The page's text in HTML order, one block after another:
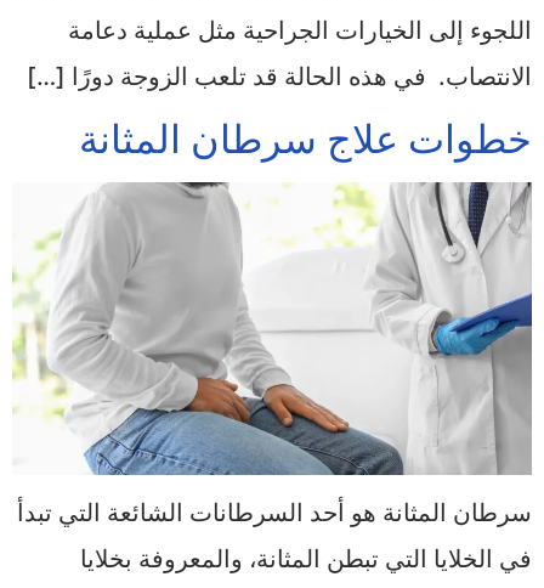
اللجوء إلى الخيارات الجراحية مثل عملية دعامة
الانتصاب. في هذه الحالة قد تلعب الزوجة دورًا […]
خطوات علاج سرطان المثانة
سرطان المثانة هو أحد السرطانات الشائعة التي تبدأ
في الخلايا التي تبطن المثانة، والمعروفة بخلايا